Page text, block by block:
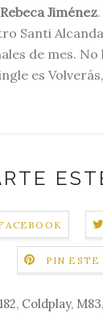
Rebeca Jiménez
Santi
de mes.
es
PIN ESTE
, Coldplay, M83,